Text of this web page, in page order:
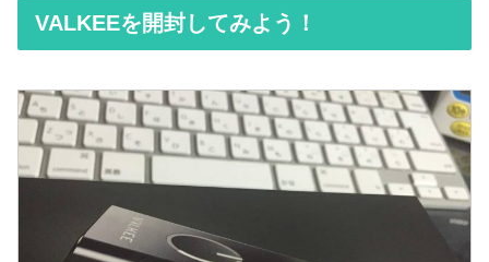
VALKEEを開封してみよう！